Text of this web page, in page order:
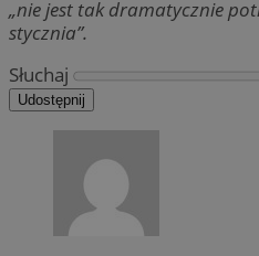
„nie jest tak dramatycznie
stycznia”.
Słuchaj
Udostępnij